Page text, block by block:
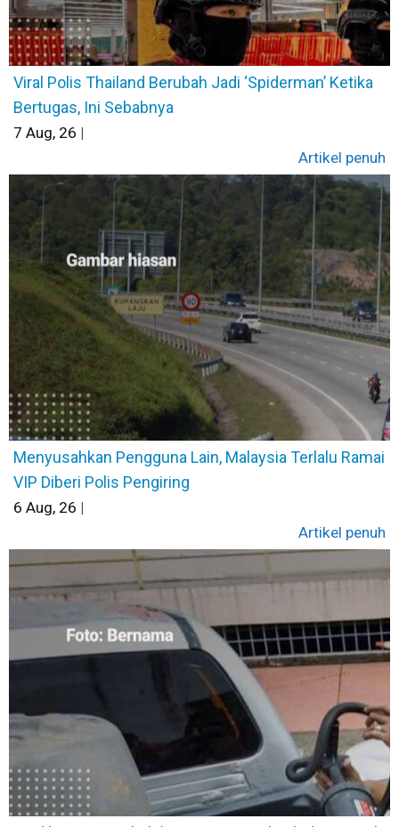
Viral Polis Thailand Berubah Jadi ‘Spiderman’ Ketika
Bertugas, Ini Sebabnya
7 Aug, 26 |
Artikel penuh
Menyusahkan Pengguna Lain, Malaysia Terlalu Ramai
VIP Diberi Polis Pengiring
6 Aug, 26 |
Artikel penuh